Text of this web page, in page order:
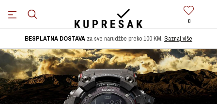
0
BESPLATNA DOSTAVA za sve narudžbe preko 100 KM. Saznaj više